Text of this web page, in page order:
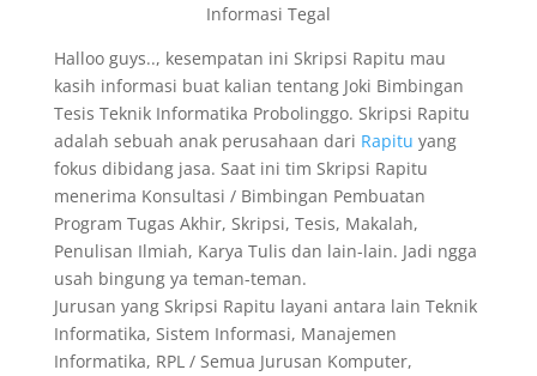
Halloo guys.., kesempatan ini Skripsi Rapitu mau
kasih informasi buat kalian tentang Joki Bimbingan
Tesis Teknik Informatika Probolinggo. Skripsi Rapitu
adalah sebuah anak perusahaan dari Rapitu yang
fokus dibidang jasa. Saat ini tim Skripsi Rapitu
menerima Konsultasi / Bimbingan Pembuatan
Program Tugas Akhir, Skripsi, Tesis, Makalah,
Penulisan Ilmiah, Karya Tulis dan lain-lain. Jadi ngga
usah bingung ya teman-teman.
Jurusan yang Skripsi Rapitu layani antara lain Teknik
Informatika, Sistem Informasi, Manajemen
Informatika, RPL / Semua Jurusan Komputer,